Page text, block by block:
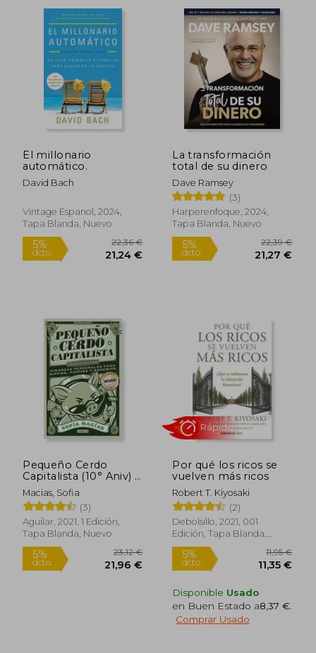
5%
dcto.
5%
dcto.
5%
dcto.
5%
dcto.
El millonario
automático.
David Bach
Vintage Espanol, 2024,
Tapa Blanda, Nuevo
La transformación
total de su dinero
Dave Ramsey
(3)
Harperenfoque, 2024,
Tapa Blanda, Nuevo
Pequeño Cerdo
Capitalista (10° Aniv) /
Little Capitalist Pig
(10th Anniversary)
Macias, Sofia
(3)
Aguilar, 2021, 1 Edición,
Tapa Blanda, Nuevo
Por qué los ricos se
vuelven más ricos
Robert T. Kiyosaki
(2)
Debolsillo, 2021, 001
Edición, Tapa Blanda,
Nuevo
Disponible Usado
en Buen Estado a8,37 €
Comprar Usado